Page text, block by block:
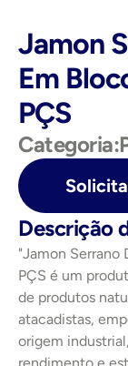
Jamon
Em
PÇS
Categoria:
Descrição
"Jamon Serrano
PÇS é um
de produtos
atacadistas,
origem